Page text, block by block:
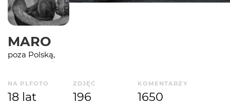
MARO
poza Polską,
NA PLFOTO
18 lat
ZDJĘĆ
196
KOMENTARZY
1650